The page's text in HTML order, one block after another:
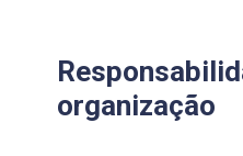
organização